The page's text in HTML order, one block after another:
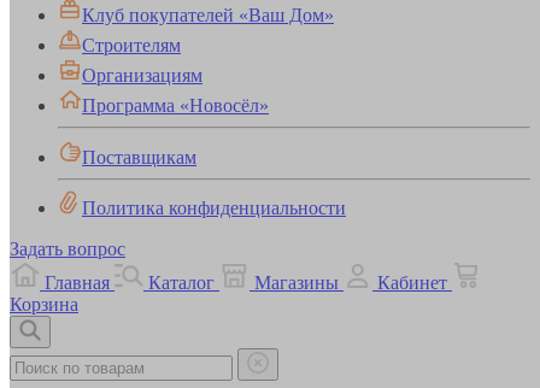
Клуб покупателей «Ваш Дом»
Строителям
Организациям
Программа «Новосёл»
Поставщикам
Политика конфиденциальности
Задать вопрос
Главная
Каталог Магазины
Кабинет
Корзина